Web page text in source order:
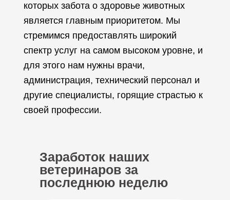
которых забота о здоровье животных
является главным приоритетом. Мы
стремимся предоставлять широкий
спектр услуг на самом высоком уровне, и
для этого нам нужны врачи,
администрация, технический персонал и
другие специалисты, горящие страстью к
своей профессии.
Заработок наших
ветеринаров за
последнюю неделю